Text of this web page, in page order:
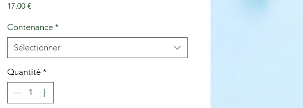
17,00 €Prix
Contenance *
Sélectionner
Quantité *